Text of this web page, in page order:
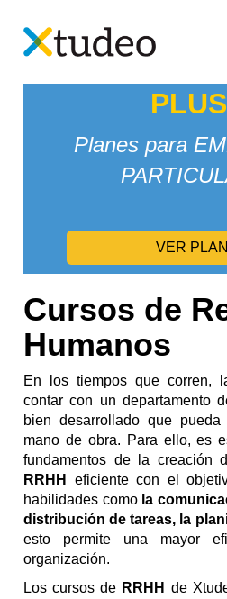
content
¿Conoces
PLUS
Planes para
VER
Cursos de
Humanos
En los tiempos que corren,
contar con un departamento
bien desarrollado que
mano de obra. Para ello, es
fundamentos de la creación
RRHH
eficiente con el
habilidades comola
distribución de tareas, la
esto permite una mayor
organización.
Los cursos de RRHH de